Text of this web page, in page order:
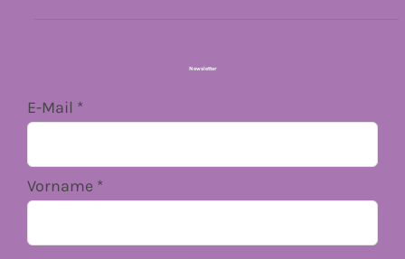
Newsletter
E-Mail *
Vorname *